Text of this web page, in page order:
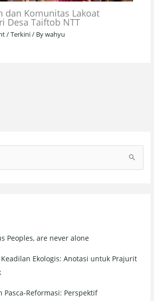
dan Komunitas Lakoat
Desa Taiftob NTT
/Terkini/ Bywahyu
Peoples, are never alone
Ekologis: Anotasi untuk Prajurit
Pasca-Reformasi: Perspektif